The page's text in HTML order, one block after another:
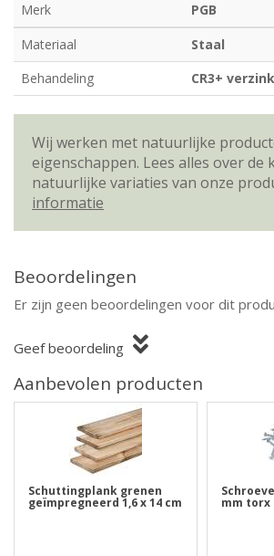
Merk
PGB
Materiaal
Staal
Behandeling
CR3+
Wij werken met natuurlijke
eigenschappen. Lees alles over de
natuurlijke variaties van onze
informatie
Beoordelingen
Er zijn geen beoordelingen voor dit
Geef beoordeling
Aanbevolen producten
Schuttingplank grenen
geïmpregneerd 1,6 x 14 cm mm torx